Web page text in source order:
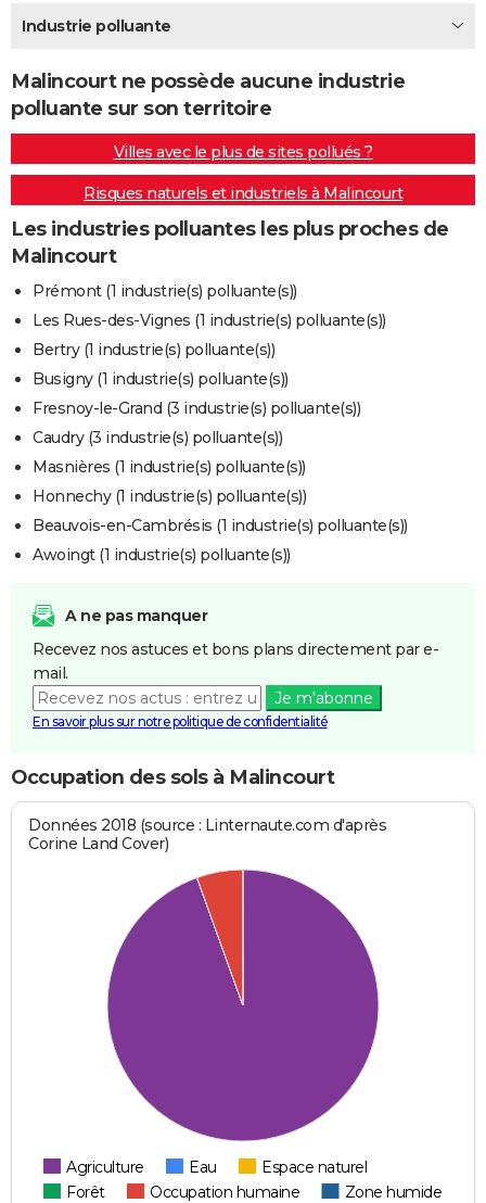
Destinations
City break
Voyage nature
Voyage de noces
Forum
Climat
+PHOTO
GUIDES D'ACHAT
BONS PLANS
CARTE DE VOEUX
Carte de Noël
Carte Bonne année
Carte Saint-Valentin
Carte Pâques
Carte d'anniversaire
DICTIONNAIRE
Dictionnaire
Biographies
Citations
Expressions
Proverbes
PROGRAMME TV
COPAINS D'AVANT
S'inscrire
Se connecter
Lycées
Collèges
Primaires
Universités
Entreprises
Service militaire
Avis de recherche
FORUM
Bricolage
Lifestyle
Culture
Sport
Auto
Television
Voyage
Cinema
Industrie polluante
Malincourt ne possède aucune industrie
polluante sur son territoire
Villes avec le plus de sites pollués ?
Risques naturels et industriels à Malincourt
Les industries polluantes les plus proches de
Malincourt
Prémont (1 industrie(s) polluante(s))
Les Rues-des-Vignes (1 industrie(s) polluante(s))
Bertry (1 industrie(s) polluante(s))
Busigny (1 industrie(s) polluante(s))
Fresnoy-le-Grand (3 industrie(s) polluante(s))
Caudry (3 industrie(s) polluante(s))
Masnières (1 industrie(s) polluante(s))
Honnechy (1 industrie(s) polluante(s))
Beauvois-en-Cambrésis (1 industrie(s) polluante(s))
Awoingt (1 industrie(s) polluante(s))
A ne pas manquer
Recevez nos astuces et bons plans directement par e-
mail.
Je m'abonne
En savoir plus sur notre politique de confidentialité
Occupation des sols à Malincourt
Données 2018 (source : Linternaute.com d'après
Corine Land Cover)
Agriculture Eau
Espace naturel
Forêt
Occupation humaine Zone humide